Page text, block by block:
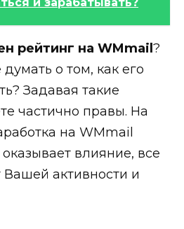
рейтинг на WMmail ?
о том, как его
Задавая такие
частично правы. На
на WMmail
влияние, все
Вашей активности и